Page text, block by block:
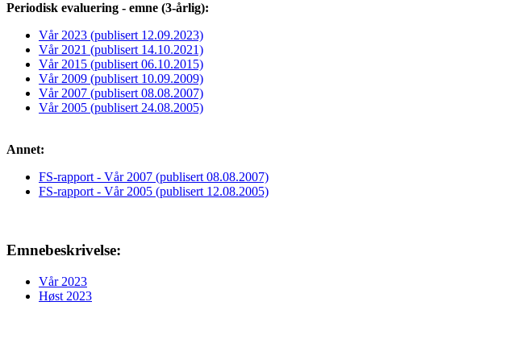
Periodisk evaluering - emne (3-årlig):
Vår 2023 (publisert 12.09.2023)
Vår 2021 (publisert 14.10.2021)
Vår 2015 (publisert 06.10.2015)
Vår 2009 (publisert 10.09.2009)
Vår 2007 (publisert 08.08.2007)
Vår 2005 (publisert 24.08.2005)
Annet:
FS-rapport - Vår 2007 (publisert 08.08.2007)
FS-rapport - Vår 2005 (publisert 12.08.2005)
Emnebeskrivelse:
Vår 2023
Høst 2023